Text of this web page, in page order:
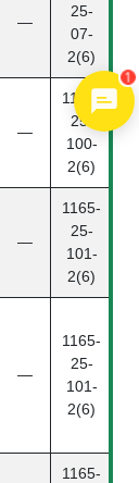
—
25-
07-
2(6)
—
1165-
25-
100-
2(6)
—
1165-
25-
101-
2(6)
—
1165-
25-
101-
2(6)
1165-
1